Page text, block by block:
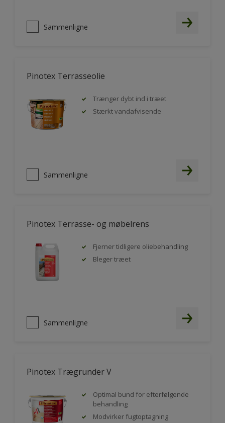
Sammenligne
Pinotex Terrasseolie
Trænger dybt ind i træet
Stærkt vandafvisende
Sammenligne
Pinotex Terrasse- og møbelrens
Fjerner tidligere oliebehandling
Bleger træet
Sammenligne
Pinotex Trægrunder V
Optimal bund for efterfølgende
behandling
Modvirker fugtoptagning